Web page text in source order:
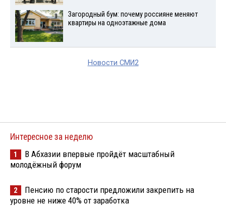
Загородный бум: почему россияне меняют
квартиры на одноэтажные дома
Новости СМИ2
Интересное за неделю
1
В Абхазии впервые пройдёт масштабный
молодёжный форум
2
Пенсию по старости предложили закрепить на
уровне не ниже 40% от заработка